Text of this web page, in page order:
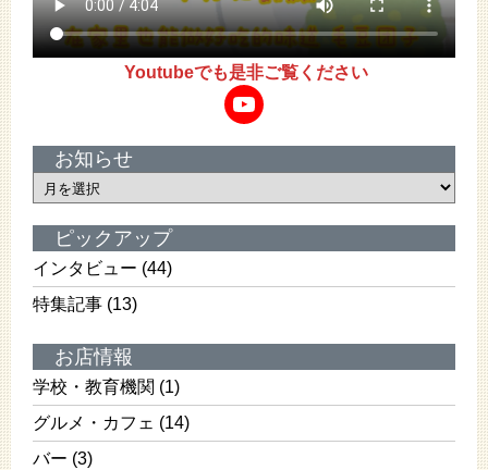
Youtubeでも是非ご覧ください
YouTube
お知らせ
お
知
ら
せ
ピックアップ
インタビュー (44)
特集記事 (13)
お店情報
学校・教育機関 (1)
グルメ・カフェ (14)
バー (3)